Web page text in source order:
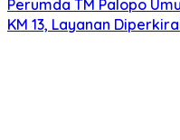
Perumda TM Palopo
KM 13, Layanan